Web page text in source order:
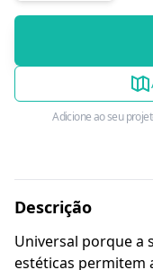
Adicione ao seu
Descrição
Universal porque a
estéticas permitem